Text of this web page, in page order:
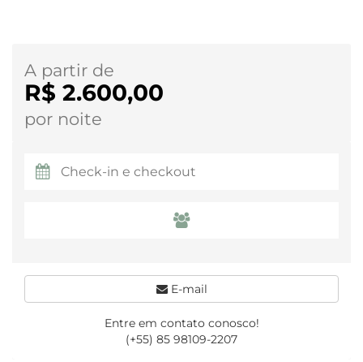
A partir de
R$ 2.600,00
por noite
E-mail
Entre em contato conosco!
(+55) 85 98109-2207